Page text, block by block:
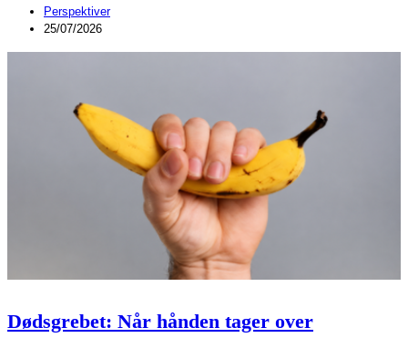
Perspektiver
25/07/2026
Dødsgrebet: Når hånden tager over